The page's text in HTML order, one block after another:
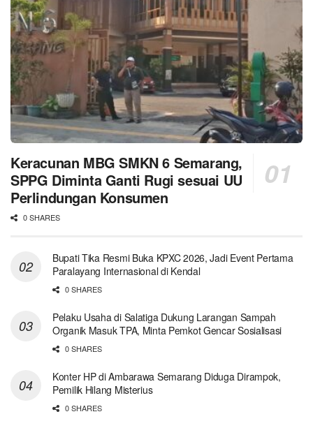
Keracunan MBG SMKN 6 Semarang,
SPPG Diminta Ganti Rugi sesuai UU
Perlindungan Konsumen
0 SHARES
Bupati Tika Resmi Buka KPXC 2026, Jadi Event Pertama
Paralayang Internasional di Kendal
0 SHARES
Pelaku Usaha di Salatiga Dukung Larangan Sampah
Organik Masuk TPA, Minta Pemkot Gencar Sosialisasi
0 SHARES
Konter HP di Ambarawa Semarang Diduga Dirampok,
Pemilik Hilang Misterius
0 SHARES